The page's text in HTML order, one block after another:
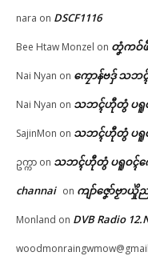
သၞောဝ်ဥပဒေညးဍုၚ်ကွာန် ဒးယို
က်ဂၠေၚ်ဝန်ပၞာန်ကဵု ပြသၞာတမ်ရိုဟ်
ပရေၚ်ဂကူ
May 25, 2026
In "လိက်ပရေၚ်"
nara on DSCF1116
Bee Htaw Monzel on တၞံကဝ်ဖီ
Nai Nyan on ကၠောန်ဗဒှ် သဘ
Nai Nyan on သဘၚ်ဟီုတွံ ပရူဝ
SajinMon on သဘၚ်ဟီုတွံ ပရူဝ
ဥက္ကာ on သဘၚ်ဟီုတွံ ပရူဝၚ်က
channai on ကျာ်ဇၞော်ဗၟာယှိုဲ
Monland on DVB Radio